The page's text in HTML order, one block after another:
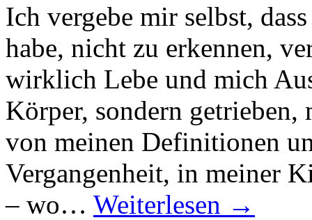
Ich vergebe mir selbst,
habe, nicht zu erkennen,
wirklich Lebe und mich
Körper, sondern
von meinen Definitionen
Vergangenheit, in meiner
– wo… Weiterlesen →